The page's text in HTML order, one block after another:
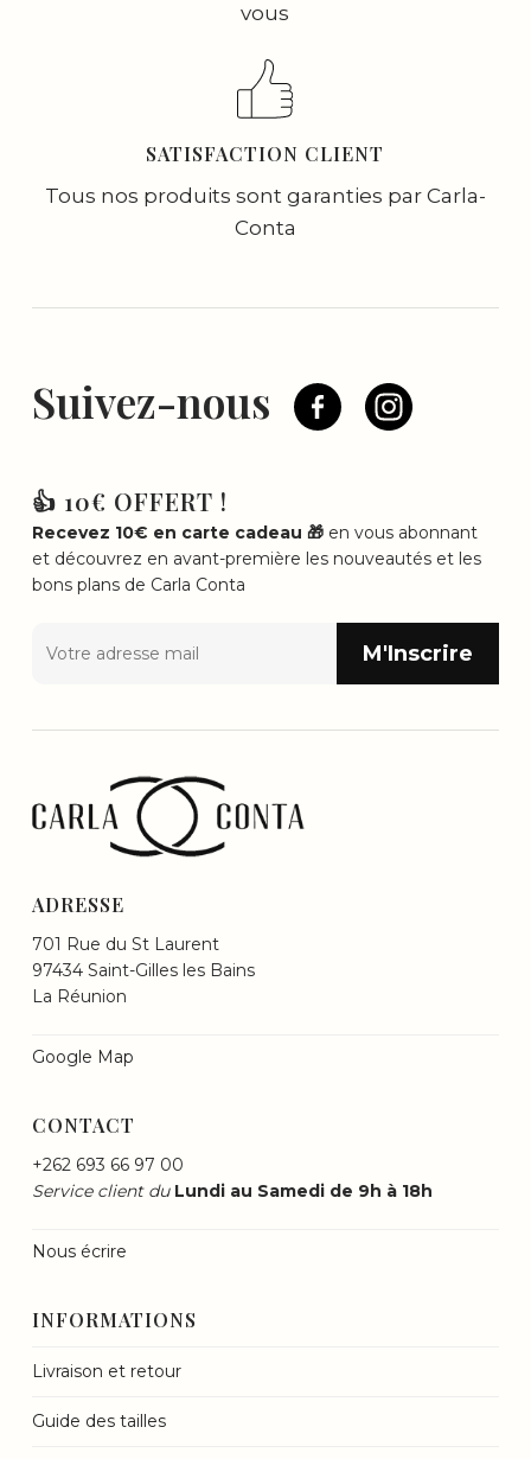
vous
SATISFACTION CLIENT
Tous nos produits sont garanties par Carla-
Conta
Suivez-nous
👍 10€ OFFERT !
Recevez 10€ en carte cadeau 🎁en vous abonnant
et découvrez en avant-première les nouveautés et les
bons plans de Carla Conta
ADRESSE
701 Rue du St Laurent
97434 Saint-Gilles les Bains
La Réunion
Google Map
CONTACT
+262 693 66 97 00
Service client du Lundi au Samedi de 9h à 18h
Nous écrire
INFORMATIONS
Livraison et retour
Guide des tailles